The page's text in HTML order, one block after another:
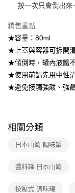
用戶於交易時，得透過
2.基於同意付款使用「
資料（包含姓名、電話
由本公司與您本人進行
3.完整用戶服務條款，
每筆NT$100，滿
宅配【父親節大回饋
每筆NT$150，滿
按一次只會倒出來
銷售重點
★容量：80ml
★上蓋與容器可拆開
★傾倒時，罐內液體
★使用前請先用中性
★避免接觸強酸、強
相關分類
日本山崎 調味罐
醬料罐 日本山崎
按壓式 調味罐